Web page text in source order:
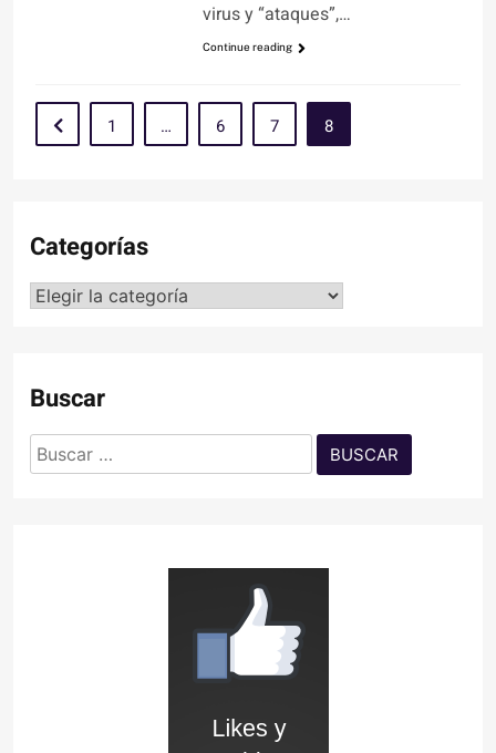
virus y “ataques”,…
Continue reading
1 … 6 7 8
Categorías
Categorías
Buscar
Buscar: